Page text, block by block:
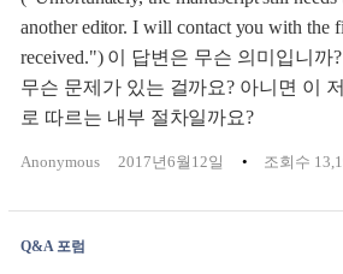
another editor. I will contact you with the
received.") 이 답변은 무슨 의미입니까
무슨 문제가 있는 걸까요? 아니면 이
로 따르는 내부 절차일까요?
Anonymous 2017년6월12일 조회수
Q&A 포럼